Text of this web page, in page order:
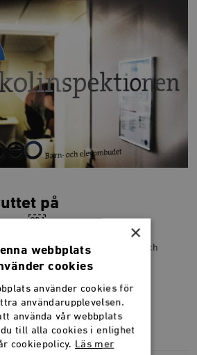
på
vad som är väsentligt i en bra och
×
webbplats
cookies
använder cookies för
användarupplevelsen.
använda vår webbplats
till alla cookies i enlighet
cookiepolicy. Läs mer